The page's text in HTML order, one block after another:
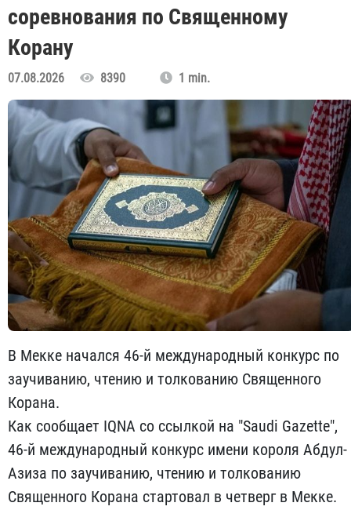
соревнования по Священному
Корану
07.08.2026 8390 1 min.
В Мекке начался 46-й международный конкурс по
заучиванию, чтению и толкованию Священного
Корана.
Как сообщает IQNA со ссылкой на "Saudi Gazette",
46-й международный конкурс имени короля Абдул-
Азиза по заучиванию, чтению и толкованию
Священного Корана стартовал в четверг в Мекке.